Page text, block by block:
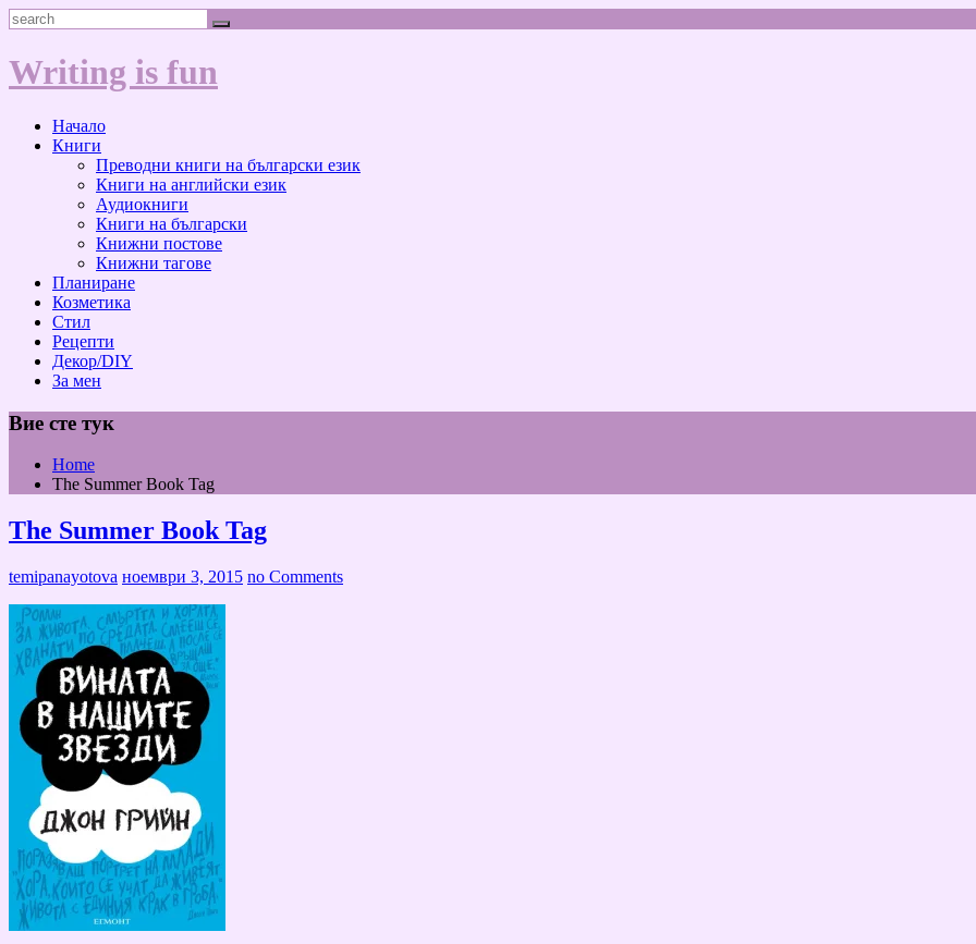
Skip
Search
Writing is fun
Начало
Книги
Преводни книги на български език
Книги на английски език
Аудиокниги
Книги на български
Книжни постове
Книжни тагове
Планиране
Козметика
Стил
Рецепти
Декор/DIY
За мен
Вие сте тук
Home
The Summer Book Tag
The Summer Book Tag
temipanayotova ноември 3, 2015 no Comments